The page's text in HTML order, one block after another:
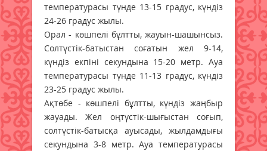
температурасы түнде 13-15 градус, күндіз
24-26 градус жылы.
Орал - көшпелі бұлтты, жауын-шашынсыз.
Солтүстік-батыстан соғатын жел 9-14,
күндіз екпіні секундына 15-20 метр. Ауа
температурасы түнде 11-13 градус, күндіз
23-25 градус жылы.
Ақтөбе - көшпелі бұлтты, күндіз жаңбыр
жауады. Жел оңтүстік-шығыстан соғып,
солтүстік-батысқа ауысады, жылдамдығы
секундына 3-8 метр. Ауа температурасы